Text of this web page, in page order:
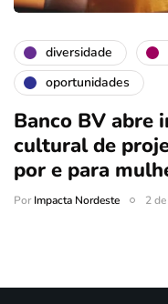
diversidade
oportunidades
Banco BV abre
cultural de
por e para
PorImpacta Nordeste 2